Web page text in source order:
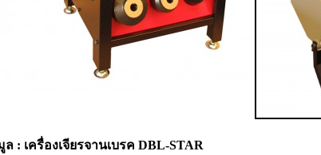
: เครื่องเจียรจานเบรค DBL-STAR